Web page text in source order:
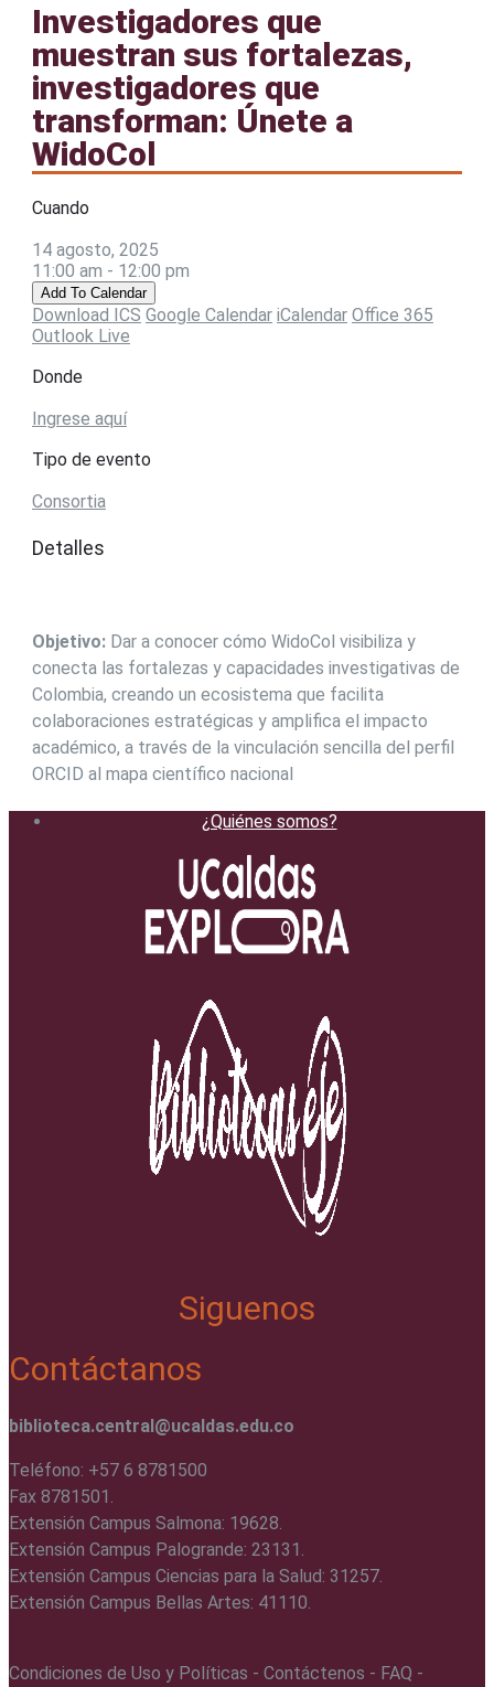
Investigadores que
muestran sus fortalezas,
investigadores que
transforman: Únete a
WidoCol
Cuando
14 agosto, 2025
11:00 am - 12:00 pm
Add To Calendar
Download ICS Google Calendar iCalendar Office 365
Outlook Live
Donde
Ingrese aquí
Tipo de evento
Consortia
Detalles
Objetivo: Dar a conocer cómo WidoCol visibiliza y
conecta las fortalezas y capacidades investigativas de
Colombia, creando un ecosistema que facilita
colaboraciones estratégicas y amplifica el impacto
académico, a través de la vinculación sencilla del perfil
ORCID al mapa científico nacional
¿Quiénes somos?
Siguenos
Contáctanos
biblioteca.central@ucaldas.edu.co
Teléfono: +57 6 8781500
Fax 8781501.
Extensión Campus Salmona: 19628.
Extensión Campus Palogrande: 23131.
Extensión Campus Ciencias para la Salud: 31257.
Extensión Campus Bellas Artes: 41110.
Condiciones de Uso y Políticas - Contáctenos - FAQ -